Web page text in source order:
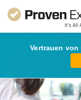
Vertrauen